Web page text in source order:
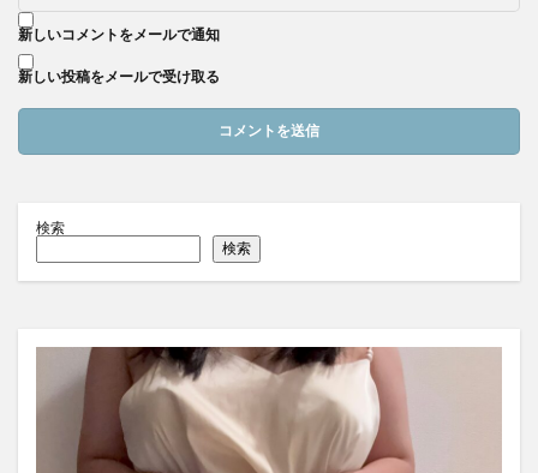
新しいコメントをメールで通知
新しい投稿をメールで受け取る
検索
検索